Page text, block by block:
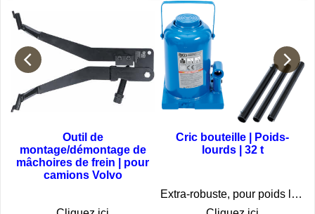
Outil de
montage/démontage de
mâchoires de frein | pour
Spécial poids-lourds
Cric bouteille | Poids-